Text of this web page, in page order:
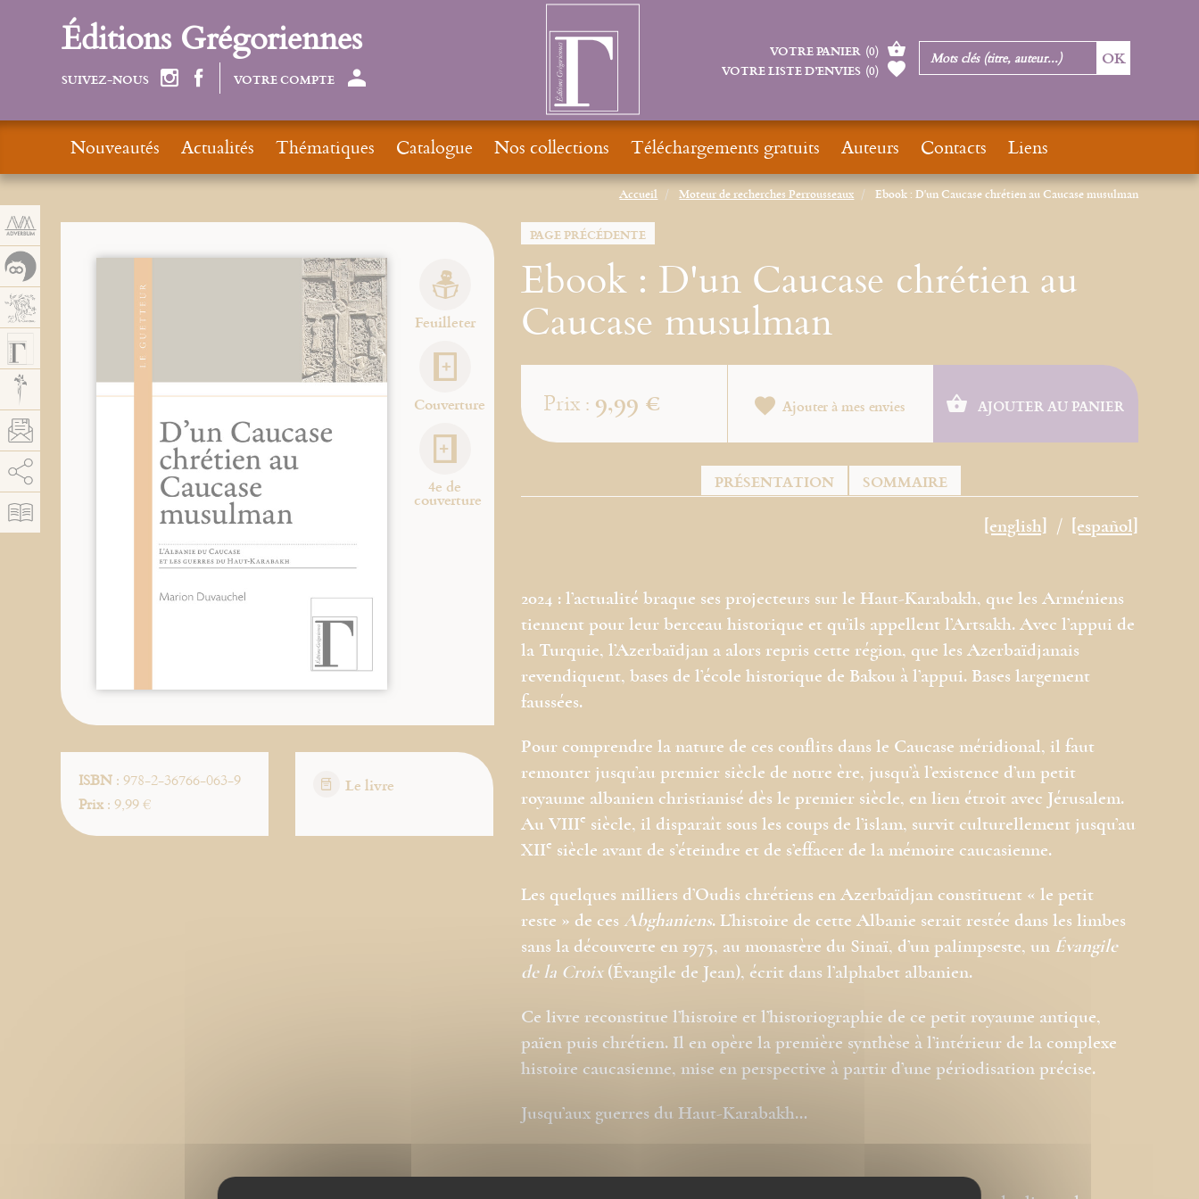
Accueil Moteur de recherches Perrousseaux Ebook : D'un Caucase chrétien au Caucase musulman
PAGE PRÉCÉDENTE
Ebook : D'un Caucase chrétien au
Caucase musulman
Feuilleter
Couverture
4e de
couverture
ISBN: 978-2-36766-063-9
Prix: 9,99 €
Le livre
Prix : 9,99 € Ajouter à mes envies AJOUTER AU PANIER
PRÉSENTATION SOMMAIRE
[english] [español]
2024 : l’actualité braque ses projecteurs sur le Haut-Karabakh, que les Arméniens
tiennent pour leur berceau historique et qu’ils appellent l’Artsakh. Avec l’appui de
la Turquie, l’Azerbaïdjan a alors repris cette région, que les Azerbaïdjanais
revendiquent, bases de l’école historique de Bakou à l’appui. Bases largement
faussées.
Pour comprendre la nature de ces conflits dans le Caucase méridional, il faut
remonter jusqu’au premier siècle de notre ère, jusqu’à l’existence d’un petit
royaume albanien christianisé dès le premier siècle, en lien étroit avec Jérusalem.
Au VIIIe siècle, il disparaît sous les coups de l’islam, survit culturellement jusqu’au
XIIe siècle avant de s’éteindre et de s’effacer de la mémoire caucasienne.
Les quelques milliers d’Oudis chrétiens en Azerbaïdjan constituent « le petit
reste » de cesAbghaniens. L’histoire de cette Albanie serait restée dans les limbes
sans la découverte en 1975, au monastère du Sinaï, d’un palimpseste, un Évangile
de la Croix(Évangile de Jean), écrit dans l’alphabet albanien.
Ce livre reconstitue l’histoire et l’historiographie de ce petit royaume antique,
païen puis chrétien. Il en opère la première synthèse à l’intérieur de la complexe
histoire caucasienne, mise en perspective à partir d’une périodisation précise.
Jusqu’aux guerres du Haut-Karabakh…
Éditions Grégoriennes
SUIVEZ-NOUS VOTRE COMPTE
VOTRE PANIER (0)
VOTRE LISTE D’ENVIES (0)
Nouveautés Actualités Thématiques Catalogue Nos collections Téléchargements gratuits Auteurs Contacts Liens
Autoriser
Panneau de gestion des cookies